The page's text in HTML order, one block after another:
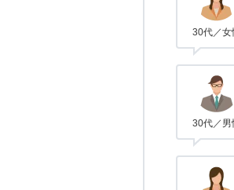
30代／女
30代／男